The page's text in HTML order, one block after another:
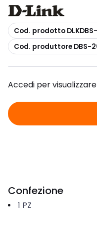
copia
Cod. prodotto
copia
Cod. produttore DBS-
Accedi per
Confezione
1 PZ